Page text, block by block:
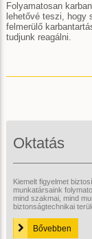
Folyamatosan
lehetővé teszi, hogy
felmerülő
tudjunk reagálni.
Oktatás
Kiemelt figyelmet
munkatársaink
mind szakmai, mind
biztonságtechnikai
Bővebben